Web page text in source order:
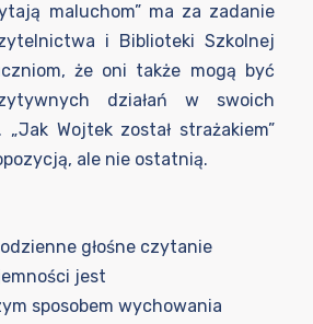
maluchom” ma za zadanie
i Biblioteki Szkolnej
że oni także mogą być
działań w swoich
„Jak Wojtek został strażakiem”
ale nie ostatnią.
głośne czytanie
jest
sposobem wychowania